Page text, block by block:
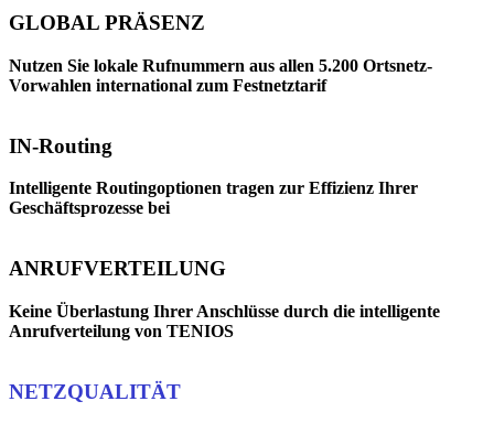
GLOBAL PRÄSENZ
Nutzen Sie lokale Rufnummern aus allen 5.200 Ortsnetz-
Vorwahlen international zum Festnetztarif
IN-Routing
Intelligente Routingoptionen tragen zur Effizienz Ihrer
Geschäftsprozesse bei
ANRUFVERTEILUNG
Keine Überlastung Ihrer Anschlüsse durch die intelligente
Anrufverteilung von TENIOS
NETZQUALITÄT